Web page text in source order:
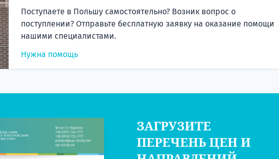
Поступаете в Польшу самостоятельно? Возник вопрос о
поступлении? Отправьте бесплатную заявку на оказание помощи
нашими специалистами.
Нужна помощь
ЗАГРУЗИТЕ
ПЕРЕЧЕНЬ ЦЕН И